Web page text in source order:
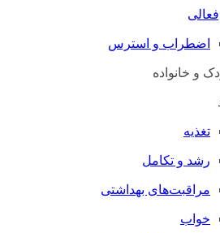
اضطراب و استرس
و خانواده
تغذیه
رشد و تکامل
مراقبت‌های بهداشتی
خواب